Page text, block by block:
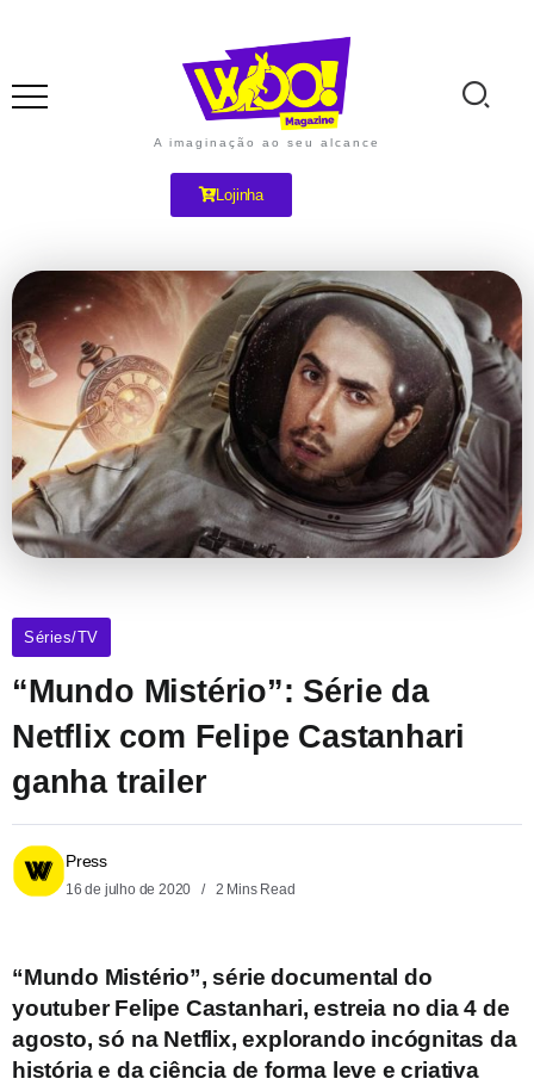
A imaginação ao seu alcance
Lojinha
Séries/TV
“Mundo Mistério”: Série da
Netflix com Felipe Castanhari
ganha trailer
Press
16 de julho de 2020 2 Mins Read
“Mundo Mistério”, série documental do
youtuber Felipe Castanhari, estreia no dia 4 de
agosto, só na Netflix, explorando incógnitas da
história e da ciência de forma leve e criativa